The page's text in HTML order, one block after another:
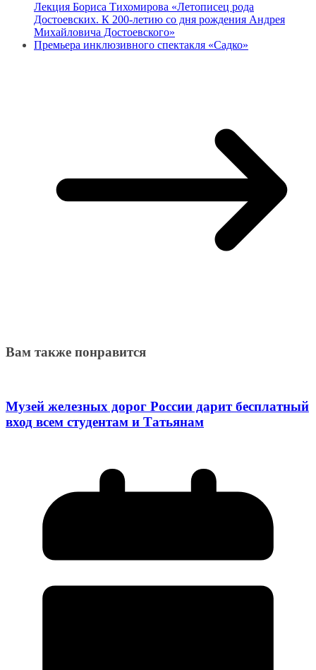
Лекция Бориса Тихомирова «Летописец рода
Достоевских. К 200-летию со дня рождения Андрея
Михайловича Достоевского»
Премьера инклюзивного спектакля «Садко»
Вам также понравится
Музей железных дорог России дарит бесплатный
вход всем студентам и Татьянам